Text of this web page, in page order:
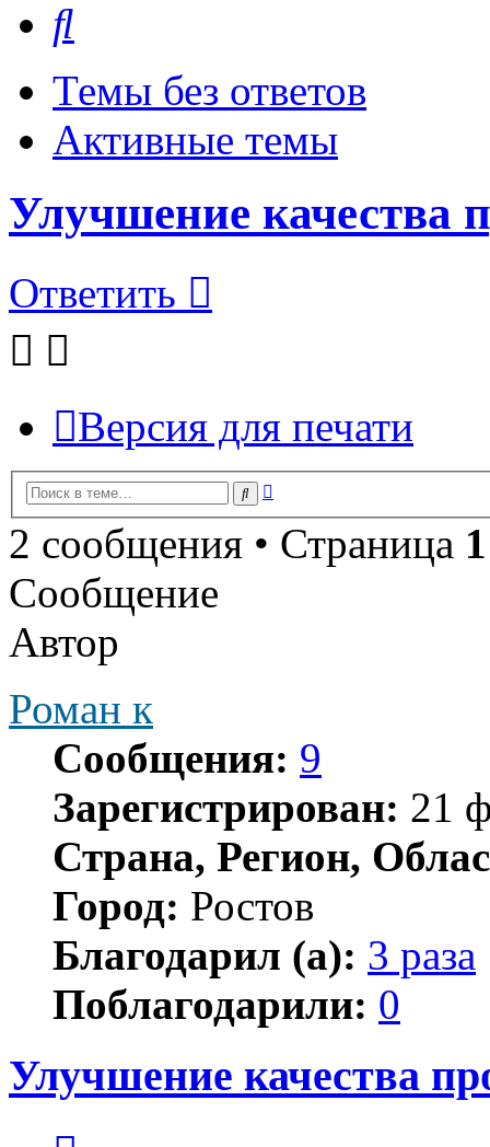
Темы без ответов
Активные темы
Улучшение качества
Ответить
Версия для печати
Поиск
2 сообщения • Страница 1
Сообщение
Автор
Роман к
Сообщения: 9
Зарегистрирован: 21
Страна, Регион,
Город: Ростов
Благодарил (а): 3 раза
Поблагодарили: 0
Улучшение качества